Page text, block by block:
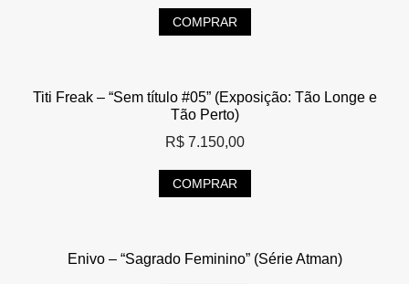
COMPRAR
Titi Freak – “Sem título #05” (Exposição: Tão Longe e
Tão Perto)
R$7.150,00
COMPRAR
Enivo – “Sagrado Feminino” (Série Atman)